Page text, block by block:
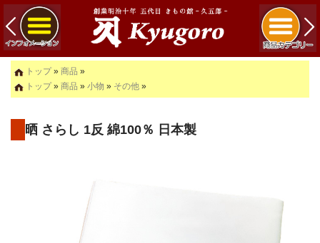
トップ» 商品 »
トップ» 商品 » 小物 » その他 »
晒 さらし 1反 綿100％ 日本製